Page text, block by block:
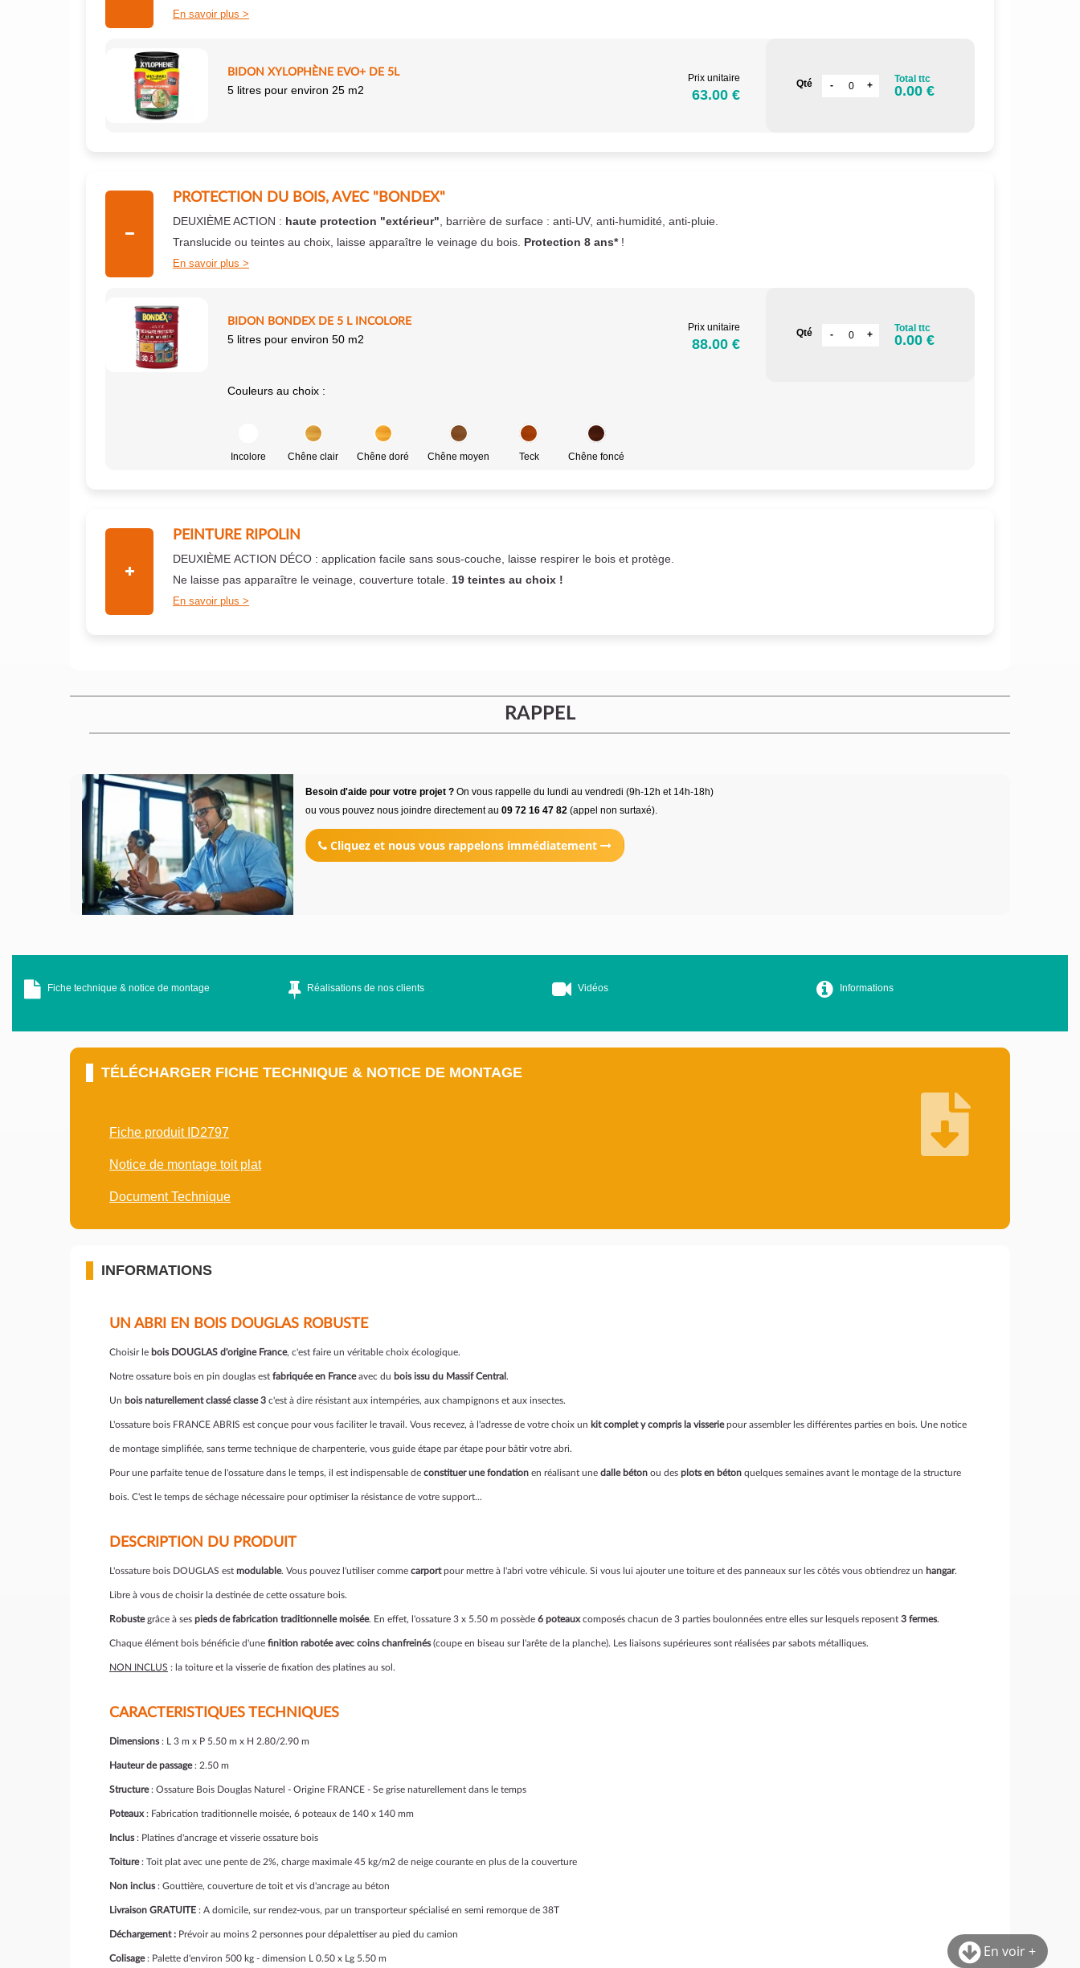
En savoir plus
BIDON XYLOPHÈNE EVO+ DE 5L
5 litres pour environ 25 m2
Prix unitaire
63.00 €
Qté Total ttc
0.00 €
PROTECTION DU BOIS, AVEC "BONDEX"
DEUXIÈME ACTION : haute protection "extérieur" , barrière de surface : anti-UV, anti-humidité, anti-pluie.
Translucide ou teintes au choix, laisse apparaître le veinage du bois. Protection 8 ans*!
En savoir plus
BIDON BONDEX DE 5 L INCOLORE
5 litres pour environ 50 m2
Prix unitaire
88.00 €
Qté Total ttc
0.00 €
Couleurs au choix :
Incolore Chêne clair Chêne doré Chêne moyen Teck Chêne foncé
PEINTURE RIPOLIN
DEUXIÈME ACTION DÉCO : application facile sans sous-couche, laisse respirer le bois et protège.
Ne laisse pas apparaître le veinage, couverture totale. 19 teintes au choix !
En savoir plus
RAPPEL
Besoin d'aide pour votre projet ?On vous rappelle du lundi au vendredi (9h-12h et 14h-18h)
ou vous pouvez nous joindre directement au 09 72 16 47 82(appel non surtaxé).
Cliquez et nous vous rappelons immédiatement
En voir +
Fiche technique & notice de montage Réalisations de nos clients Vidéos Informations
TÉLÉCHARGER FICHE TECHNIQUE & NOTICE DE MONTAGE
Fiche produit ID2797
Notice de montage toit plat
Document Technique
INFORMATIONS
UN ABRI EN BOIS DOUGLAS ROBUSTE
Choisir le bois DOUGLAS d'origine France, c'est faire un véritable choix écologique.
Notre ossature bois en pin douglas est fabriquée en Franceavec du bois issu du Massif Central .
Un bois naturellement classé classe 3 c'est à dire résistant aux intempéries, aux champignons et aux insectes.
L'ossature bois FRANCE ABRIS est conçue pour vous faciliter le travail. Vous recevez, à l'adresse de votre choix un kit complet y compris la visseriepour assembler les différentes parties en bois. Une notice
de montage simplifiée, sans terme technique de charpenterie, vous guide étape par étape pour bâtir votre abri.
Pour une parfaite tenue de l'ossature dans le temps, il est indispensable de constituer une fondation en réalisant une dalle béton ou des plots en béton quelques semaines avant le montage de la structure
bois. C'est le temps de séchage nécessaire pour optimiser la résistance de votre support...
DESCRIPTION DU PRODUIT
L'ossature bois DOUGLAS est modulable. Vous pouvez l'utiliser comme carportpour mettre à l'abri votre véhicule. Si vous lui ajouter une toiture et des panneaux sur les côtés vous obtiendrez un hangar.
Libre à vous de choisir la destinée de cette ossature bois.
Robustegrâce à ses pieds de fabrication traditionnelle moisée. En effet, l'ossature 3 x 5.50 m possède 6 poteauxcomposés chacun de 3 parties boulonnées entre elles sur lesquels reposent 3 fermes.
Chaque élément bois bénéficie d'une finition rabotée avec coins chanfreinés(coupe en biseau sur l'arête de la planche). Les liaisons supérieures sont réalisées par sabots métalliques.
NON INCLUS : la toiture et la visserie de fixation des platines au sol.
CARACTERISTIQUES TECHNIQUES
Dimensions: L 3 m x P 5.50 m x H 2.80/2.90 m
Hauteur de passage: 2.50 m
Structure: Ossature Bois Douglas Naturel - Origine FRANCE - Se grise naturellement dans le temps
Poteaux: Fabrication traditionnelle moisée, 6 poteaux de 140 x 140 mm
Inclus: Platines d'ancrage et visserie ossature bois
Toiture: Toit plat avec une pente de 2%, charge maximale 45 kg/m2 de neige courante en plus de la couverture
Non inclus: Gouttière, couverture de toit et vis d'ancrage au béton
Livraison GRATUITE : A domicile, sur rendez-vous, par un transporteur spécialisé en semi remorque de 38T
Déchargement : Prévoir au moins 2 personnes pour dépalettiser au pied du camion
Colisage: Palette d'environ 500 kg - dimension L 0.50 x Lg 5.50 m